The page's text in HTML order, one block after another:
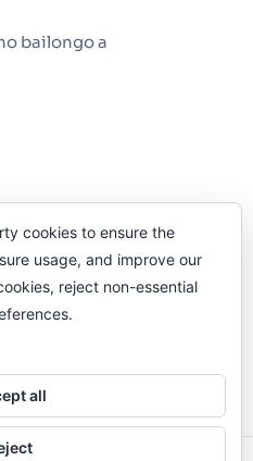
bailongo a
tener teléfono, que
cookies to ensure the
usage, and improve our
reject non-essential
all